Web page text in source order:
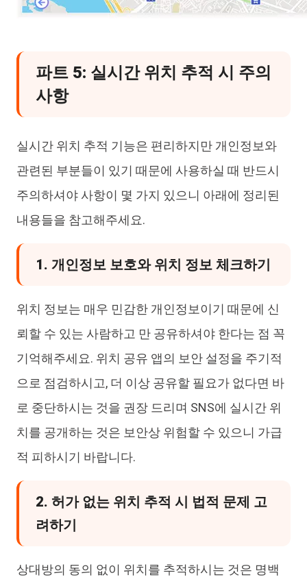
파트 5: 실시간 위치 추적 시 주의
사항
실시간 위치 추적 기능은 편리하지만 개인정보와
관련된 부분들이 있기 때문에 사용하실 때 반드시
주의하셔야 사항이 몇 가지 있으니 아래에 정리된
내용들을 참고해주세요.
1. 개인정보 보호와 위치 정보 체크하기
위치 정보는 매우 민감한 개인정보이기 때문에 신
뢰할 수 있는 사람하고 만 공유하셔야 한다는 점 꼭
기억해주세요. 위치 공유 앱의 보안 설정을 주기적
으로 점검하시고, 더 이상 공유할 필요가 없다면 바
로 중단하시는 것을 권장 드리며 SNS에 실시간 위
치를 공개하는 것은 보안상 위험할 수 있으니 가급
적 피하시기 바랍니다.
2. 허가 없는 위치 추적 시 법적 문제 고
려하기
상대방의 동의 없이 위치를 추적하시는 것은 명백